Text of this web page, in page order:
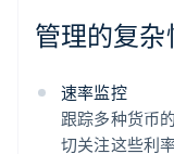
管理的复杂
速率监控
跟踪多种货币
切关注这些利